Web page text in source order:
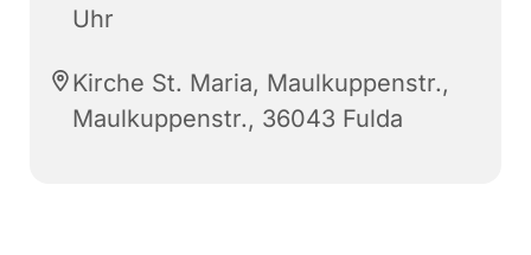
Uhr
Kirche St. Maria, Maulkuppenstr.,
Maulkuppenstr., 36043 Fulda